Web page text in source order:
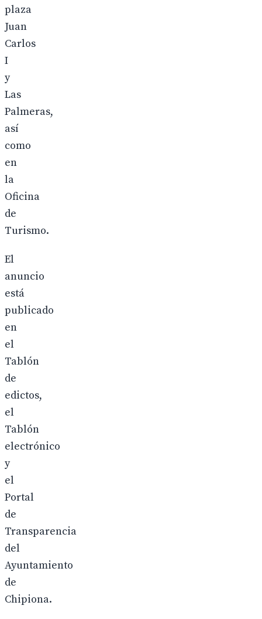
plaza
Juan
Carlos
I
y
Las
Palmeras,
así
como
en
la
Oficina
de
Turismo.
El
anuncio
está
publicado
en
el
Tablón
de
edictos,
el
Tablón
electrónico
y
el
Portal
de
Transparencia
del
Ayuntamiento
de
Chipiona.